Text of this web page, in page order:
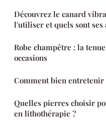
Découvrez le canard
l'utiliser et quels sont ses
Robe champêtre : la
occasions
Comment bien entretenir
Quelles pierres choisir
en lithothérapie ?